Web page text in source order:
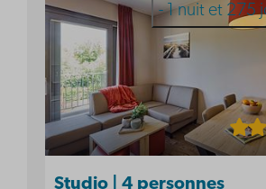
- 1 nuit et 275
Studio | 4 personnes